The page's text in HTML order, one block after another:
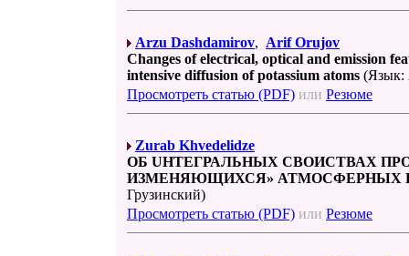
Arzu Dashdamirov, Arif Orujov
Changes of electrical, optical and emission
intensive diffusion of potassium atoms (Язык:
Просмотреть статью (PDF) или Резюме
Zurab Khvedelidze
OБ UНТЕГРАЛЬНЫХ СВОИСТВАХ
ИЗМЕНЯЮЩИХСЯ» АТМОСФЕРНЫХ
Грузинский)
Просмотреть статью (PDF) или Резюме